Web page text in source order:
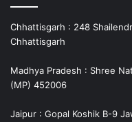
Chhattisgarh : 248
Chhattisgarh
Madhya Pradesh : Shree
(MP) 452006
Jaipur : Gopal Koshik B-9